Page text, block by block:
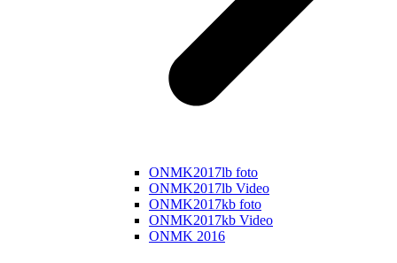
ONMK2017lb foto
ONMK2017lb Video
ONMK2017kb foto
ONMK2017kb Video
ONMK 2016